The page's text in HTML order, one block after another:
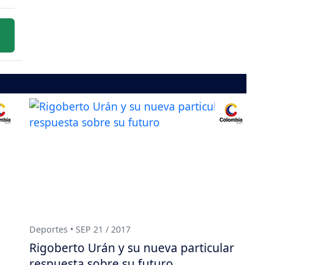
Deportes • SEP 21 / 2017
Rigoberto Urán y su nueva particular